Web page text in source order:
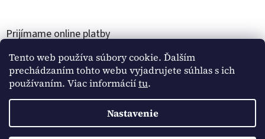
Tento web používa súbory cookie. Ďalším
prechádzaním tohto webu vyjadrujete súhlas s ich
používaním. Viac informáciítu.
Nastavenie
Prijímame online platby
Vytvoril Shoptet